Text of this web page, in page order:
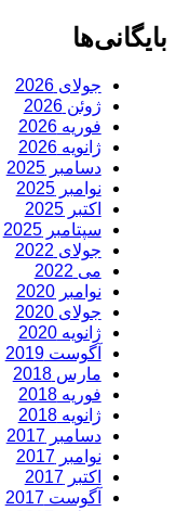
بایگانی‌ها
جولای 2026
ژوئن 2026
فوریه 2026
ژانویه 2026
دسامبر 2025
نوامبر 2025
اکتبر 2025
سپتامبر 2025
جولای 2022
می 2022
نوامبر 2020
جولای 2020
ژانویه 2020
آگوست 2019
مارس 2018
فوریه 2018
ژانویه 2018
دسامبر 2017
نوامبر 2017
اکتبر 2017
آگوست 2017